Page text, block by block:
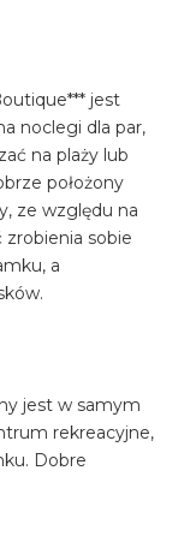
jest
noclegi dla par,
na plaży lub
położony
ze względu na
sobie
a
jest w samym
rekreacyjne,
Dobre